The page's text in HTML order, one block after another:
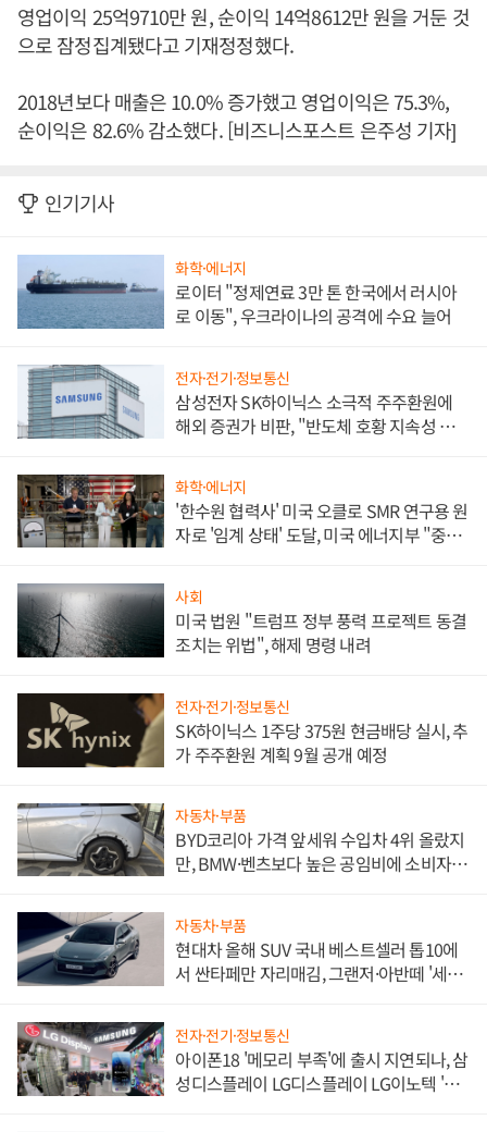
영업이익 25억9710만 원, 순이익 14억8612만 원을 거둔 것
으로 잠정집계됐다고 기재정정했다.
2018년보다 매출은 10.0% 증가했고 영업이익은 75.3%,
순이익은 82.6% 감소했다. [비즈니스포스트 은주성 기자]
인기기사
화학·에너지
로이터 "정제연료 3만 톤 한국에서 러시아
로 이동", 우크라이나의 공격에 수요 늘어
전자·전기·정보통신
삼성전자 SK하이닉스 소극적 주주환원에
해외 증권가 비판, "반도체 호황 지속성 의
화학·에너지
'한수원 협력사' 미국 오클로 SMR 연구용 원
자로 '임계 상태' 도달, 미국 에너지부 "중요
사회
미국 법원 "트럼프 정부 풍력 프로젝트 동결
조치는 위법", 해제 명령 내려
전자·전기·정보통신
SK하이닉스 1주당 375원 현금배당 실시, 추
가 주주환원 계획 9월 공개 예정
자동차·부품
BYD코리아 가격 앞세워 수입차 4위 올랐지
만, BMW·벤츠보다 높은 공임비에 소비자
자동차·부품
현대차 올해 SUV 국내 베스트셀러 톱10에
서 싼타페만 자리매김, 그랜저·아반떼 '세단
전자·전기·정보통신
아이폰18 '메모리 부족'에 출시 지연되나, 삼
성디스플레이 LG디스플레이 LG이노텍 '탈